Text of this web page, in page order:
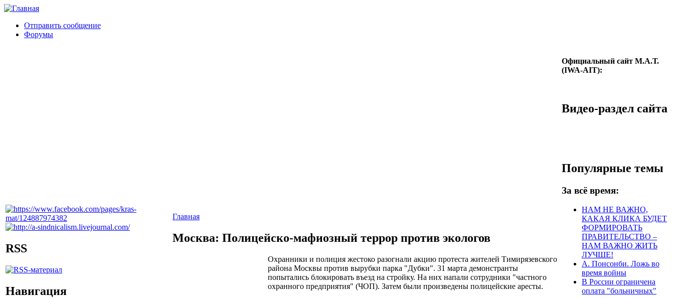
Отправить сообщение
Форумы
RSS
Навигация
Главная
Москва: Полицейско-мафиозный террор против экологов
Охранники и полиция жестоко разогнали акцию протеста жителей Тимирязевского
района Москвы против вырубки парка "Дубки". 31 марта демонстранты
попытались блокировать въезд на стройку. На них напали сотрудники "частного
охранного предприятия" (ЧОП). Затем были произведены полицейские аресты.
Официальный сайт М.А.Т.
(IWA-AIT):
Видео-раздел сайта
Популярные темы
За всё время:
НАМ НЕ ВАЖНО,
КАКАЯ КЛИКА БУДЕТ
ФОРМИРОВАТЬ
ПРАВИТЕЛЬСТВО –
НАМ ВАЖНО ЖИТЬ
ЛУЧШЕ!
А. Понсонби. Ложь во
время войны
В России ограничена
оплата "больничных"